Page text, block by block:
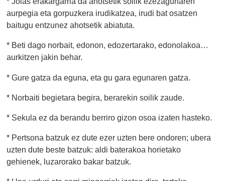
aurpegia eta gorpuzkera irudikatzea, irudi bat osatzen
baitugu entzunez ahotsetik abiatuta.
* Beti dago norbait, edonon, edozertarako, edonolakoa…
aurkitzen jakin behar.
* Gure gatza da eguna, eta gu gara egunaren gatza.
* Norbaiti begietara begira, berarekin soilik zaude.
* Sekula ez da berandu berriro gizon osoa izaten hasteko.
* Pertsona batzuk ez dute ezer uzten bere ondoren; ubera
uzten dute beste batzuk: aldi baterakoa horietako
gehienek, luzarorako bakar batzuk.